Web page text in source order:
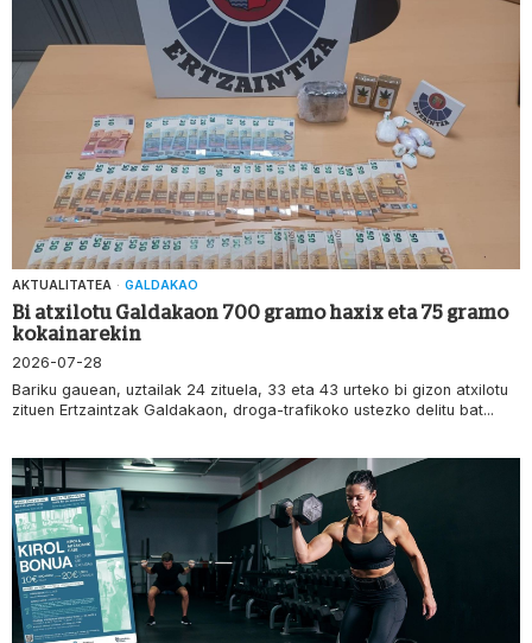
AKTUALITATEA · GALDAKAO
Bi atxilotu Galdakaon 700 gramo haxix eta 75 gramo
kokainarekin
2026-07-28
Bariku gauean, uztailak 24 zituela, 33 eta 43 urteko bi gizon atxilotu
zituen Ertzaintzak Galdakaon, droga-trafikoko ustezko delitu bat...